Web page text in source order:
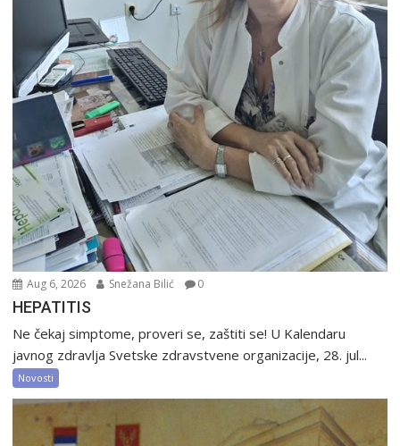
Aug 6, 2026 Snežana Bilić 0
HEPATITIS
Ne čekaj simptome, proveri se, zaštiti se! U Kalendaru
javnog zdravlja Svetske zdravstvene organizacije, 28. jul...
Novosti